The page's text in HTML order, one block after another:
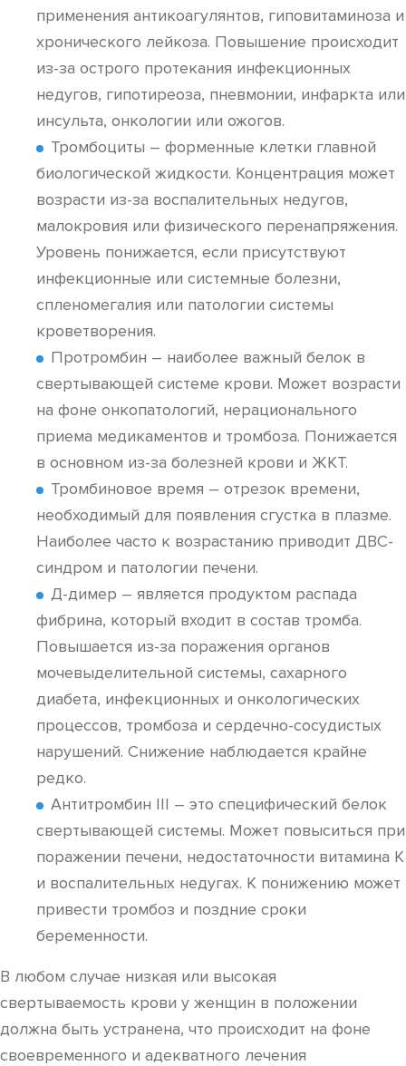
применения антикоагулянтов, гиповитаминоза и
хронического лейкоза. Повышение происходит
из-за острого протекания инфекционных
недугов, гипотиреоза, пневмонии, инфаркта или
инсульта, онкологии или ожогов.
Тромбоциты – форменные клетки главной
биологической жидкости. Концентрация может
возрасти из-за воспалительных недугов,
малокровия или физического перенапряжения.
Уровень понижается, если присутствуют
инфекционные или системные болезни,
спленомегалия или патологии системы
кроветворения.
Протромбин – наиболее важный белок в
свертывающей системе крови. Может возрасти
на фоне онкопатологий, нерационального
приема медикаментов и тромбоза. Понижается
в основном из-за болезней крови и ЖКТ.
Тромбиновое время – отрезок времени,
необходимый для появления сгустка в плазме.
Наиболее часто к возрастанию приводит ДВС-
синдром и патологии печени.
Д-димер – является продуктом распада
фибрина, который входит в состав тромба.
Повышается из-за поражения органов
мочевыделительной системы, сахарного
диабета, инфекционных и онкологических
процессов, тромбоза и сердечно-сосудистых
нарушений. Снижение наблюдается крайне
редко.
Антитромбин III – это специфический белок
свертывающей системы. Может повыситься при
поражении печени, недостаточности витамина К
и воспалительных недугах. К понижению может
привести тромбоз и поздние сроки
беременности.
В любом случае низкая или высокая
свертываемость крови у женщин в положении
должна быть устранена, что происходит на фоне
своевременного и адекватного лечения